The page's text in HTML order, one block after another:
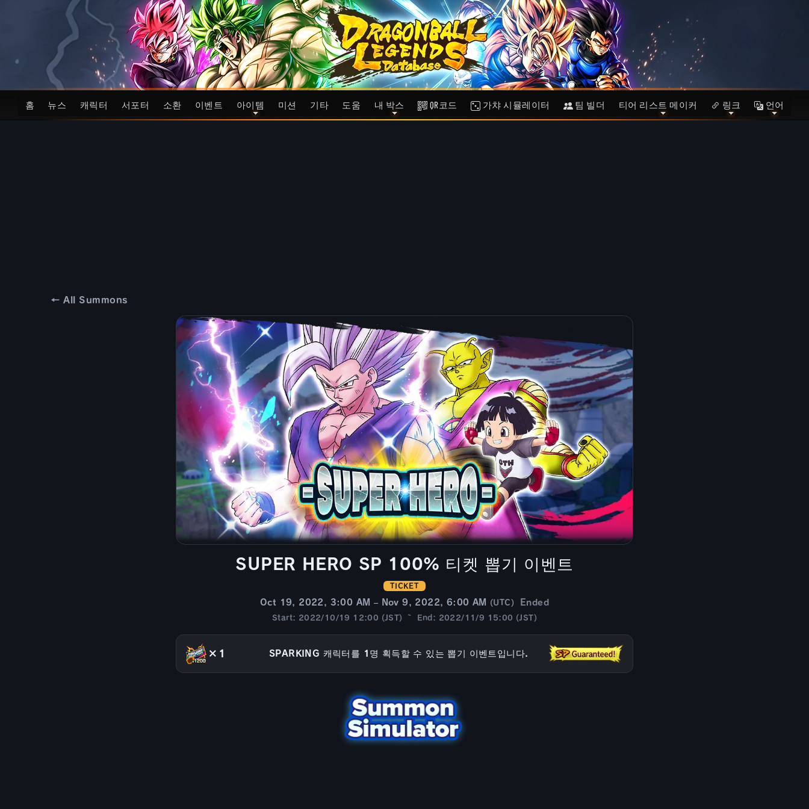
홈 뉴스 캐릭터 서포터 소환 이벤트 아이템 미션 기타 도움 내 박스 QR코드 가챠 시뮬레이터 팀 빌더 티어 리스트 메이커 링크 언어
← All Summons
SUPER HERO SP 100% 티켓 뽑기 이벤트
TICKET
Oct 19, 2022, 3:00 AM – Nov 9, 2022, 6:00 AM (UTC) Ended
Start: 2022/10/19 12:00 (JST) ~ End: 2022/11/9 15:00 (JST)
×1 SPARKING 캐릭터를 1명 획득할 수 있는 뽑기 이벤트입니다.